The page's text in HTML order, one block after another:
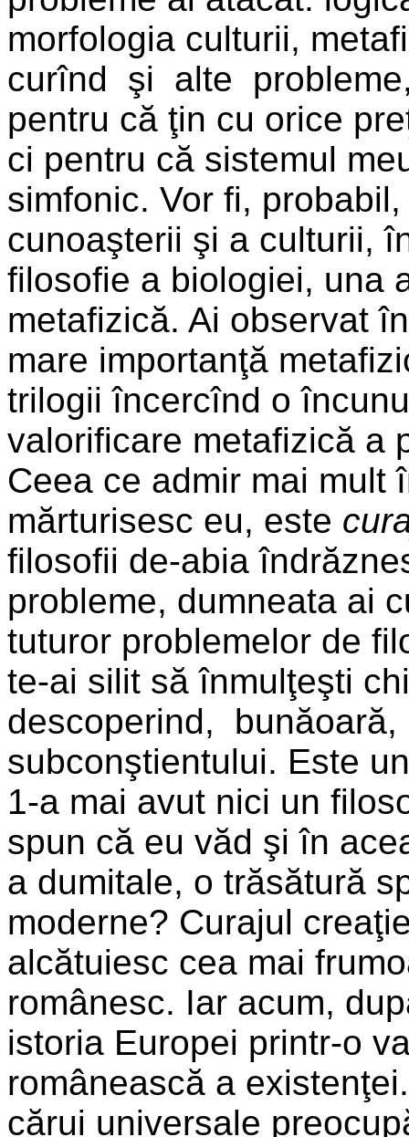
morfologia culturii,
curînd şi alte
pentru că ţin cu orice
ci pentru că sistemul
simfonic. Vor fi,
cunoaşterii şi a culturii,
filosofie a biologiei, una
metafizică. Ai observat
mare importanţă
trilogii încercînd o
valorificare meta­fizică
Ceea ce admir mai mult
mărturisesc eu, este
filosofii de-abia
probleme, dumneata ai
tuturor problemelor de
te-ai silit să înmulţeşti
descope­rind,
subconştientului. Este
1-a mai avut nici un
spun că eu văd şi în
a dumitale, o trăsătură
moderne? Curajul
alcătuiesc cea mai
românesc. Iar acum,
istoria Europei printr-o
românească a
cărui universale